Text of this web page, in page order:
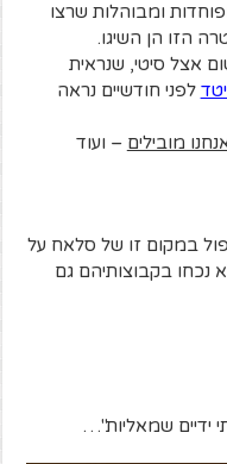
ומבוהלות שרצו
הזו הן השיגו.
אצל סיטי, שנראית
לפני חודשיים נראה
מובילים – ועוד
במקום זו של סלאח על
נכחו בקבוצותיהם גם
ידיים שמאליות"…